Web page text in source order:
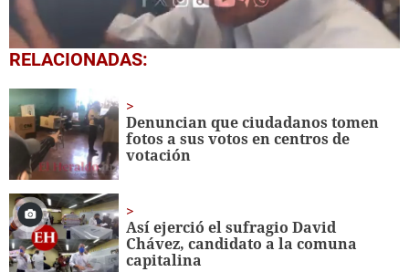
0
seconds
50
seconds
RELACIONADAS:
Denuncian que ciudadanos tomen
fotos a sus votos en centros de
votación
Así ejerció el sufragio David
Chávez, candidato a la comuna
capitalina